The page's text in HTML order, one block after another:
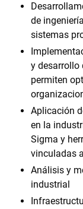
de
sistemas
y desarrollo
permiten
Aplicación
en la
Sigma y
vinculadas
Análisis y
industrial